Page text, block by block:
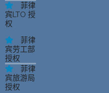
菲律
宾LTO 授
权
菲律
宾劳工部
授权
菲律
宾旅游局
授权